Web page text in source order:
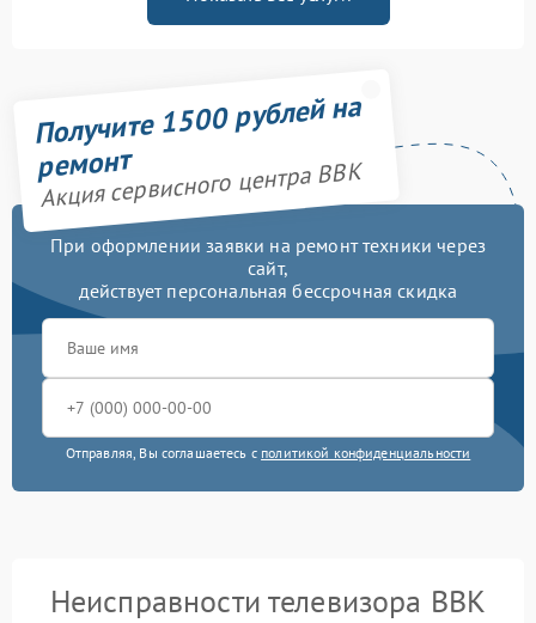
Получите 1500 рублей на
ремонт
Акция сервисного центра BBK
При оформлении заявки на ремонт техники через
сайт,
действует персональная бессрочная скидка
Отправляя, Вы соглашаетесь с политикой конфиденциальности
Неисправности телевизора BBK